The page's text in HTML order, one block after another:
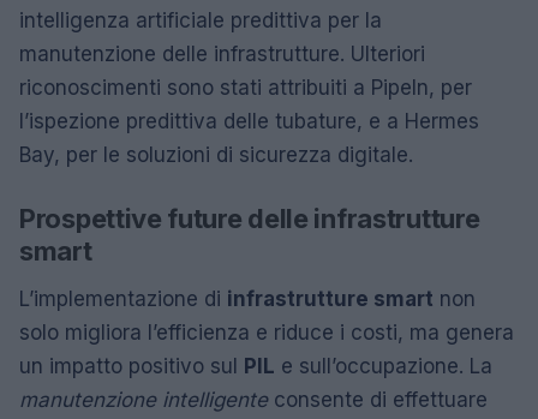
intelligenza artificiale predittiva per la
manutenzione delle infrastrutture. Ulteriori
riconoscimenti sono stati attribuiti a PipeIn, per
l’ispezione predittiva delle tubature, e a Hermes
Bay, per le soluzioni di sicurezza digitale.
Prospettive future delle infrastrutture
smart
L’implementazione di infrastrutture smart non
solo migliora l’efficienza e riduce i costi, ma genera
un impatto positivo sul PIL e sull’occupazione. La
manutenzione intelligenteconsente di effettuare